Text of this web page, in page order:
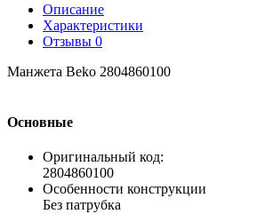
Описание
Характеристики
Отзывы 0
Манжета Beko 2804860100
Основные
Оригинальный код:
2804860100
Особенности конструкции
Без патрубка